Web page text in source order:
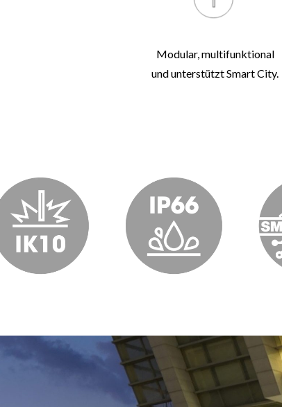
Modular, multifunktional
und unterstützt Smart City.